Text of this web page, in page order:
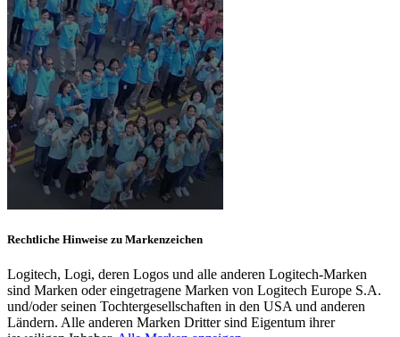
Rechtliche Hinweise zu Markenzeichen
Logitech, Logi, deren Logos und alle anderen Logitech-Marken
sind Marken oder eingetragene Marken von Logitech Europe S.A.
und/oder seinen Tochtergesellschaften in den USA und anderen
Ländern. Alle anderen Marken Dritter sind Eigentum ihrer